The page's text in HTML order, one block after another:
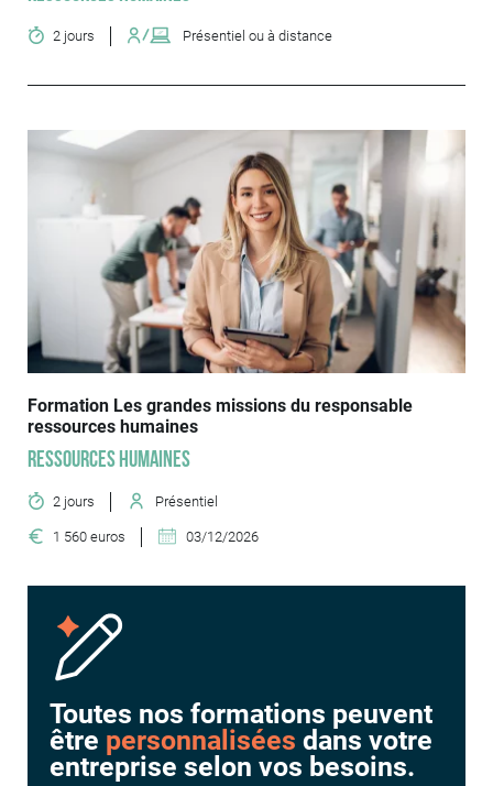
2 jours Présentiel ou à distance
Formation Les grandes missions du responsable
ressources humaines
Ressources humaines
2 jours Présentiel
1 560 euros 03/12/2026
Toutes nos formations peuvent
être personnalisées dans votre
entreprise selon vos besoins.